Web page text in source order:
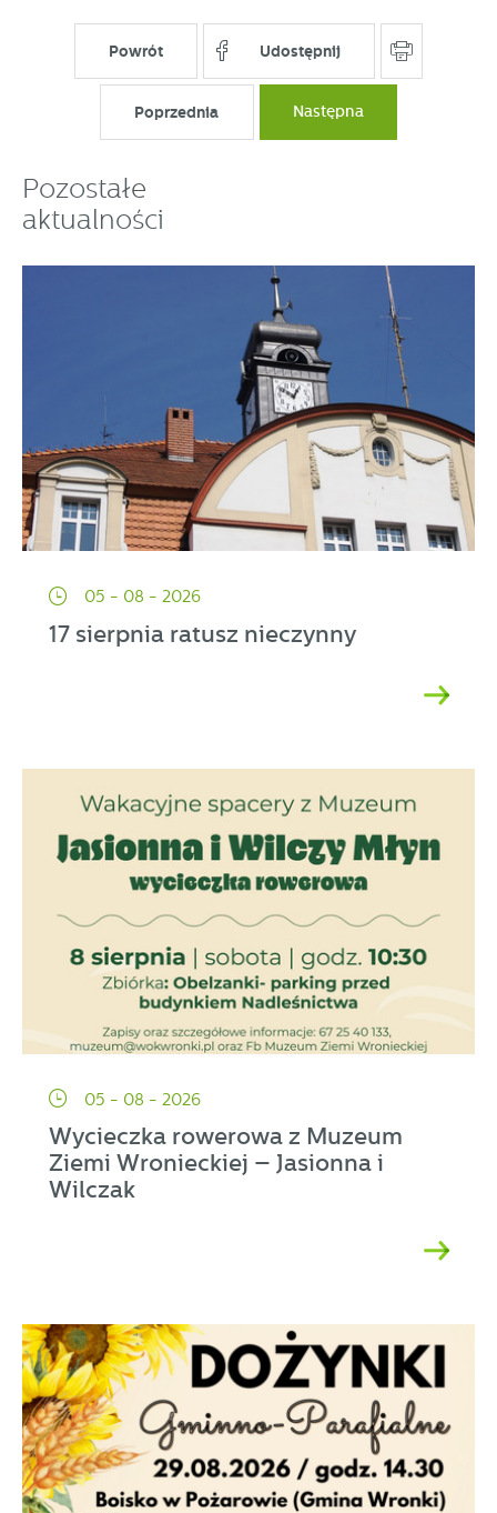
Powrót Udostępnij
Poprzednia Następna
Pozostałe
aktualności
05 - 08 - 2026
17 sierpnia ratusz nieczynny
05 - 08 - 2026
Wycieczka rowerowa z Muzeum
Ziemi Wronieckiej – Jasionna i
Wilczak